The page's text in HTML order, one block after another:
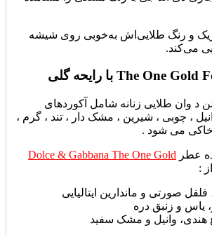
و رنگ طلایی‌اش به‌خوبی روی شیشه
می‌کند.
د وان طلایی زنانه شامل آکوردهای
، چوبی ، شیرین ، مشک دار ، تند ، گرم ،
می شود .
عطر Dolce & Gabbana The One Gold
:
فلفل صورتی و ماندارین ایتالیایی
یاس و زنبق دره
هندی، وانیل و مشک سفید